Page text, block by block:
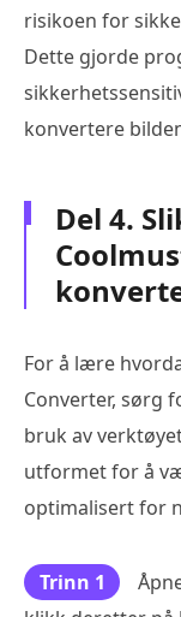
risikoen for
Dette gjorde
konvertere
Del 4.
For å lære
Converter, sørg
bruk av
utformet for å
optimalisert for
Trinn 1